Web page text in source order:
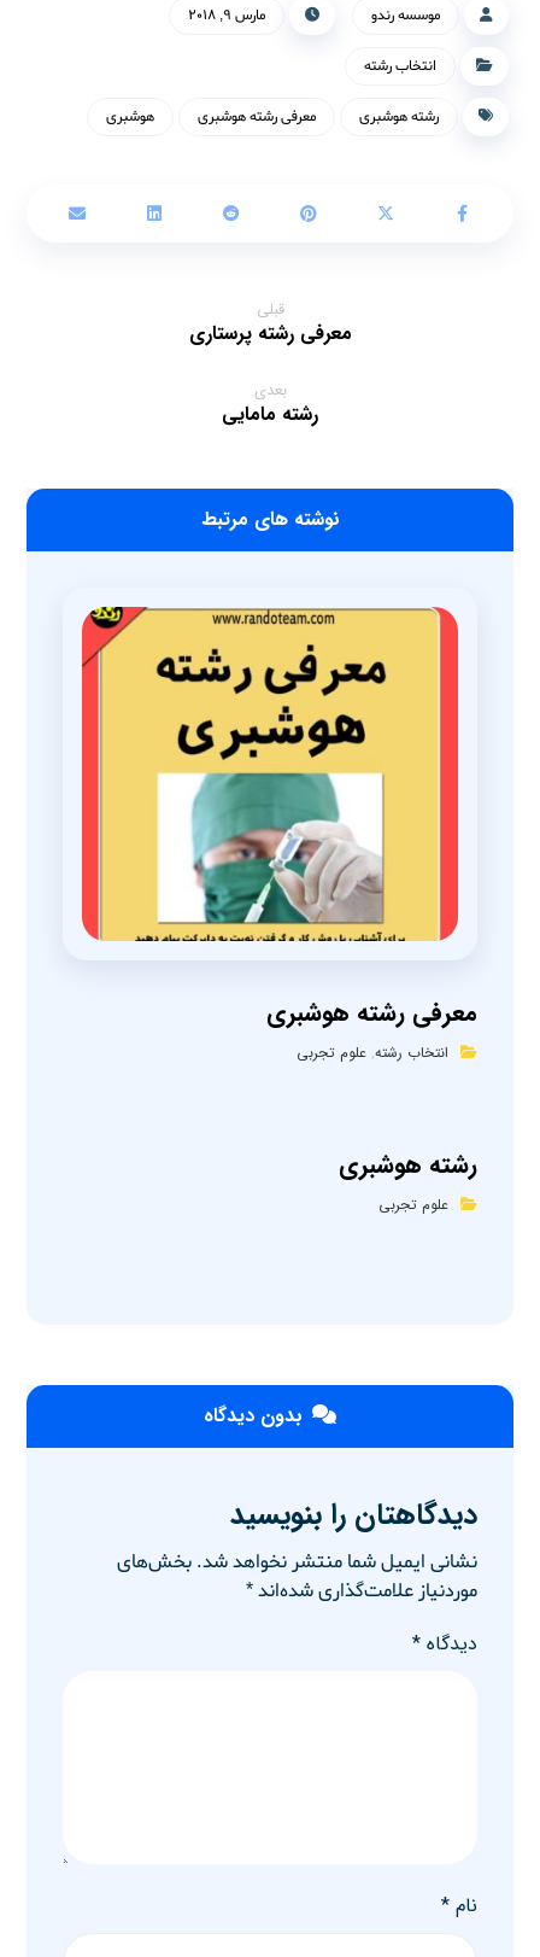
موسسه رندو مارس ۹, ۲۰۱۸
انتخاب رشته
رشته هوشبری معرفی رشته هوشبری هوشبری
قبلی
معرفی رشته پرستاری
بعدی
رشته مامایی
‫نوشته های مرتبط
معرفی رشته هوشبری
انتخاب رشته,علوم تجربی
رشته هوشبری
علوم تجربی
بدون دیدگاه
دیدگاهتان را بنویسید
نشانی ایمیل شما منتشر نخواهد شد. بخش‌های
موردنیاز علامت‌گذاری شده‌اند*
دیدگاه*
نام*